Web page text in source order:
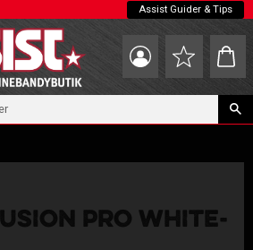
Assist Guider & Tips
Favoriter
PRO WHITE-